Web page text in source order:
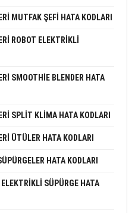
MUTFAK ŞEFI HATA KODLARI
ROBOT ELEKTRIKLI
SMOOTHIE BLENDER HATA
SPLIT KLIMA HATA KODLARI
ÜTÜLER HATA KODLARI
HATA KODLARI
SÜPÜRGE HATA